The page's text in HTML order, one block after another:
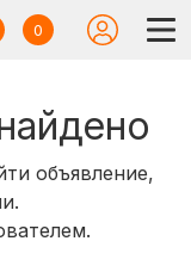
0
объявление,